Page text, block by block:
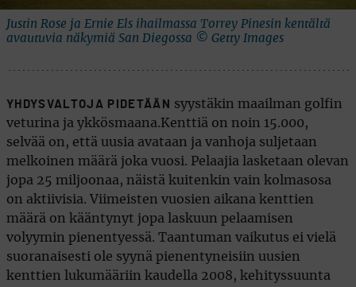
Justin Rose ja Ernie Els ihailmassa Torrey Pinesin kentältä
avautuvia näkymiä San Diegossa © Getty Images
YHDYSVALTOJA PIDETÄÄN syystäkin maailman golfin
veturina ja ykkösmaana.Kenttiä on noin 15.000,
selvää on, että uusia avataan ja vanhoja suljetaan
melkoinen määrä joka vuosi. Pelaajia lasketaan olevan
jopa 25 miljoonaa, näistä kuitenkin vain kolmasosa
on aktiivisia. Viimeisten vuosien aikana kenttien
määrä on kääntynyt jopa laskuun pelaamisen
volyymin pienentyessä. Taantuman vaikutus ei vielä
suoranaisesti ole syynä pienentyneisiin uusien
kenttien lukumääriin kaudella 2008, kehityssuunta